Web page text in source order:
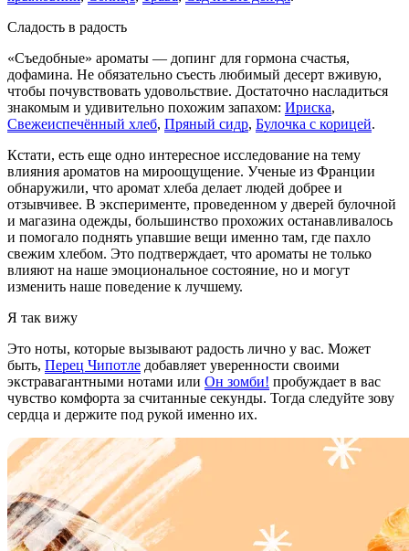
Сладость в радость
«Съедобные» ароматы — допинг для гормона счастья,
дофамина. Не обязательно съесть любимый десерт вживую,
чтобы почувствовать удовольствие. Достаточно насладиться
знакомым и удивительно похожим запахом: Ириска,
Свежеиспечённый хлеб, Пряный сидр, Булочка с корицей.
Кстати, есть еще одно интересное исследование на тему
влияния ароматов на мироощущение. Ученые из Франции
обнаружили, что аромат хлеба делает людей добрее и
отзывчивее. В эксперименте, проведенном у дверей булочной
и магазина одежды, большинство прохожих останавливалось
и помогало поднять упавшие вещи именно там, где пахло
свежим хлебом. Это подтверждает, что ароматы не только
влияют на наше эмоциональное состояние, но и могут
изменить наше поведение к лучшему.
Я так вижу
Это ноты, которые вызывают радость лично у вас. Может
быть, Перец Чипотле добавляет уверенности своими
экстравагантными нотами или Он зомби! пробуждает в вас
чувство комфорта за считанные секунды. Тогда следуйте зову
сердца и держите под рукой именно их.